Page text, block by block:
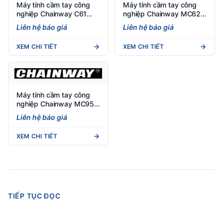
Máy tính cầm tay công
nghiệp Chainway C61
(Android 11/13)
Liên hệ báo giá
XEM CHI TIẾT
Máy tính cầm tay công
nghiệp Chainway MC62
(Android 13) - Việt POS
Liên hệ báo giá
XEM CHI TIẾT
Máy tính cầm tay công
nghiệp Chainway MC95
Android 12
Liên hệ báo giá
XEM CHI TIẾT
TIẾP TỤC ĐỌC